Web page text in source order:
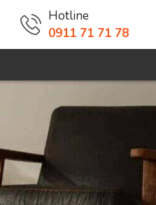
Hotline
0911 71 71 78